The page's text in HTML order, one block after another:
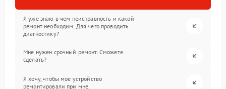
Я уже знаю в чем неисправность и какой
ремонт необходим. Для чего проводить
диагностику?
Мне нужен срочный ремонт. Сможете
сделать?
Я хочу, чтобы мое устройство
ремонтировали при мне.